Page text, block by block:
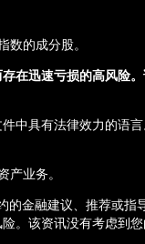
数的成分股。
在迅速亏损的高风险
中具有法律效力的语言
业务。
金融建议、推荐或
。该资讯没有考虑到